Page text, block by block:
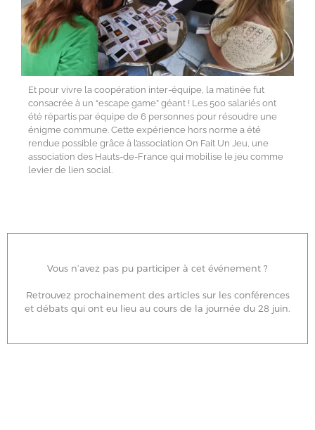
Et pour vivre la coopération inter-équipe, la matinée fut
consacrée à un “escape game” géant ! Les 500 salariés ont
été répartis par équipe de 6 personnes pour résoudre une
énigme commune. Cette expérience hors norme a été
rendue possible grâce à l’association On Fait Un Jeu, une
association des Hauts-de-France qui mobilise le jeu comme
levier de lien social.
Vous n’avez pas pu participer à cet événement ?
Retrouvez prochainement des articles sur les conférences
et débats qui ont eu lieu au cours de la journée du 28 juin.